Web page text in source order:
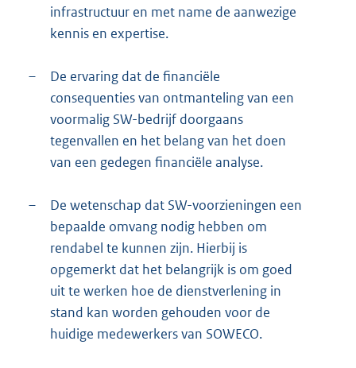
infrastructuur en met name de aanwezige
kennis en expertise.
–
De ervaring dat de financiële
consequenties van ontmanteling van een
voormalig SW-bedrijf doorgaans
tegenvallen en het belang van het doen
van een gedegen financiële analyse.
–
De wetenschap dat SW-voorzieningen een
bepaalde omvang nodig hebben om
rendabel te kunnen zijn. Hierbij is
opgemerkt dat het belangrijk is om goed
uit te werken hoe de dienstverlening in
stand kan worden gehouden voor de
huidige medewerkers van SOWECO.